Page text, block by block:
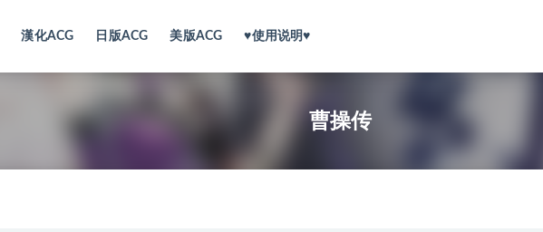
漢化ACG 日版ACG 美版ACG ♥使用说明♥
曹操传